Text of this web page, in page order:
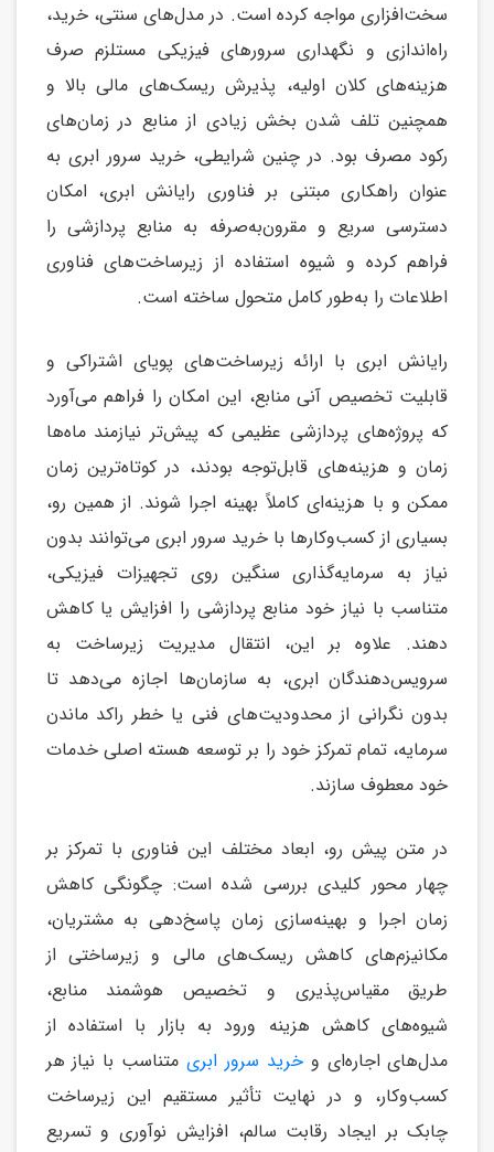
سخت‌افزاری مواجه کرده است. در مدل‌های سنتی، خرید،
راه‌اندازی و نگهداری سرورهای فیزیکی مستلزم صرف
هزینه‌های کلان اولیه، پذیرش ریسک‌های مالی بالا و
همچنین تلف شدن بخش زیادی از منابع در زمان‌های
رکود مصرف بود. در چنین شرایطی، خرید سرور ابری به
عنوان راهکاری مبتنی بر فناوری رایانش ابری، امکان
دسترسی سریع و مقرون‌به‌صرفه به منابع پردازشی را
فراهم کرده و شیوه استفاده از زیرساخت‌های فناوری
اطلاعات را به‌طور کامل متحول ساخته است.
رایانش ابری با ارائه زیرساخت‌های پویای اشتراکی و
قابلیت تخصیص آنی منابع، این امکان را فراهم می‌آورد
که پروژه‌های پردازشی عظیمی که پیش‌تر نیازمند ماه‌ها
زمان و هزینه‌های قابل‌توجه بودند، در کوتاه‌ترین زمان
ممکن و با هزینه‌ای کاملاً بهینه اجرا شوند. از همین رو،
بسیاری از کسب‌وکارها با خرید سرور ابری می‌توانند بدون
نیاز به سرمایه‌گذاری سنگین روی تجهیزات فیزیکی،
متناسب با نیاز خود منابع پردازشی را افزایش یا کاهش
دهند. علاوه بر این، انتقال مدیریت زیرساخت به
سرویس‌دهندگان ابری، به سازمان‌ها اجازه می‌دهد تا
بدون نگرانی از محدودیت‌های فنی یا خطر راکد ماندن
سرمایه، تمام تمرکز خود را بر توسعه هسته اصلی خدمات
خود معطوف سازند.
در متن پیش رو، ابعاد مختلف این فناوری با تمرکز بر
چهار محور کلیدی بررسی شده است: چگونگی کاهش
زمان اجرا و بهینه‌سازی زمان پاسخ‌دهی به مشتریان،
مکانیزم‌های کاهش ریسک‌های مالی و زیرساختی از
طریق مقیاس‌پذیری و تخصیص هوشمند منابع،
شیوه‌های کاهش هزینه ورود به بازار با استفاده از
مدل‌های اجاره‌ای وخرید سرور ابریمتناسب با نیاز هر
کسب‌وکار، و در نهایت تأثیر مستقیم این زیرساخت
چابک بر ایجاد رقابت سالم، افزایش نوآوری و تسریع